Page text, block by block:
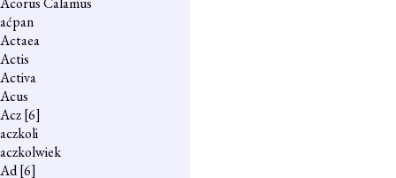
aćpan
Actaea
Actis
Activa
Acus
Acz[6]
aczkoli
aczkolwiek
Ad[6]